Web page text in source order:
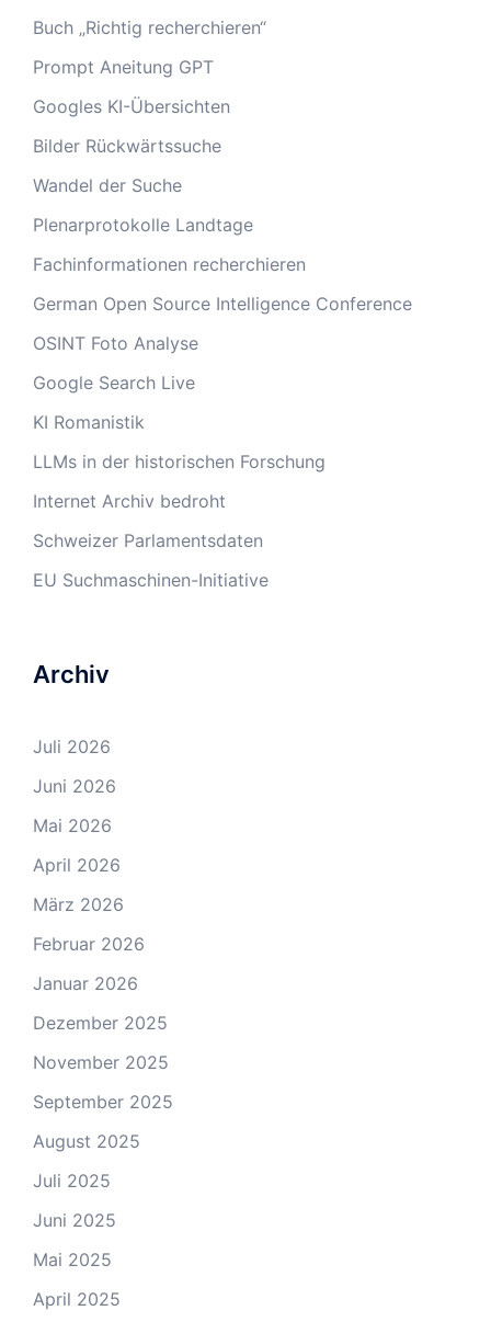
Buch „Richtig recherchieren“
Prompt Aneitung GPT
Googles KI-Übersichten
Bilder Rückwärtssuche
Wandel der Suche
Plenarprotokolle Landtage
Fachinformationen recherchieren
German Open Source Intelligence Conference
OSINT Foto Analyse
Google Search Live
KI Romanistik
LLMs in der historischen Forschung
Internet Archiv bedroht
Schweizer Parlamentsdaten
EU Suchmaschinen-Initiative
Archiv
Juli 2026
Juni 2026
Mai 2026
April 2026
März 2026
Februar 2026
Januar 2026
Dezember 2025
November 2025
September 2025
August 2025
Juli 2025
Juni 2025
Mai 2025
April 2025